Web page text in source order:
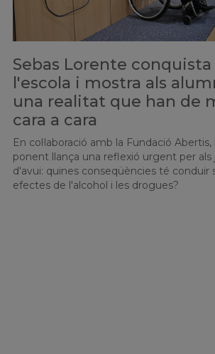
Sebas Lorente conquista
l'escola i mostra als
una realitat que han de
cara a cara
En col·laboració amb la Fundació
ponent llança una reflexió urgent per als
d'avui: quines conseqüències té conduir
efectes de l'alcohol i les drogues?